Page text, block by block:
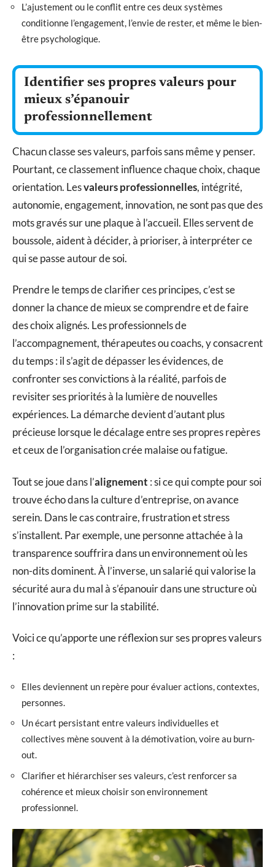
L’ajustement ou le conflit entre ces deux systèmes
conditionne l’engagement, l’envie de rester, et même le bien-
être psychologique.
Identifier ses propres valeurs pour
mieux s’épanouir
professionnellement
Chacun classe ses valeurs, parfois sans même y penser.
Pourtant, ce classement influence chaque choix, chaque
orientation. Lesvaleurs professionnelles, intégrité,
autonomie, engagement, innovation, ne sont pas que des
mots gravés sur une plaque à l’accueil. Elles servent de
boussole, aident à décider, à prioriser, à interpréter ce
qui se passe autour de soi.
Prendre le temps de clarifier ces principes, c’est se
donner la chance de mieux se comprendre et de faire
des choix alignés. Les professionnels de
l’accompagnement, thérapeutes ou coachs, y consacrent
du temps : il s’agit de dépasser les évidences, de
confronter ses convictions à la réalité, parfois de
revisiter ses priorités à la lumière de nouvelles
expériences. La démarche devient d’autant plus
précieuse lorsque le décalage entre ses propres repères
et ceux de l’organisation crée malaise ou fatigue.
Tout se joue dans l’alignement : si ce qui compte pour soi
trouve écho dans la culture d’entreprise, on avance
serein. Dans le cas contraire, frustration et stress
s’installent. Par exemple, une personne attachée à la
transparence souffrira dans un environnement où les
non-dits dominent. À l’inverse, un salarié qui valorise la
sécurité aura du mal à s’épanouir dans une structure où
l’innovation prime sur la stabilité.
Voici ce qu’apporte une réflexion sur ses propres valeurs
:
Elles deviennent un repère pour évaluer actions, contextes,
personnes.
Un écart persistant entre valeurs individuelles et
collectives mène souvent à la démotivation, voire au burn-
out.
Clarifier et hiérarchiser ses valeurs, c’est renforcer sa
cohérence et mieux choisir son environnement
professionnel.